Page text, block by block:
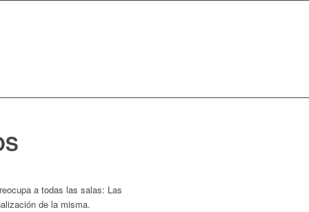
a todas las salas: Las
de la misma.